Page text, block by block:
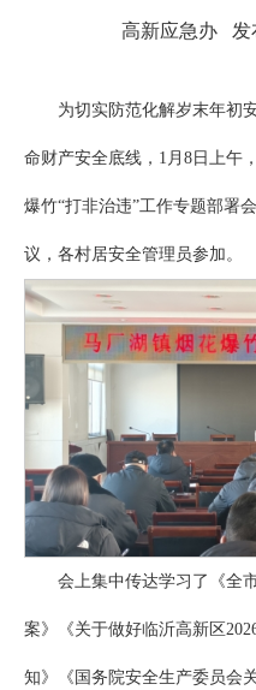
高新应急办 发
为切实防范化解岁末年初
命财产安全底线，1月8日上午
爆竹“打非治违”工作专题部署
议，各村居安全管理员参加。
会上集中传达学习了《全
案》《关于做好临沂高新区
知》《国务院安全生产委员会